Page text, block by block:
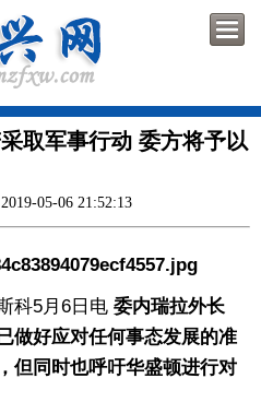
取军事行动 委方将予以
2019-05-06 21:52:13
5月6日电 委内瑞拉外长
做好应对任何事态发展的准
但同时也呼吁华盛顿进行对